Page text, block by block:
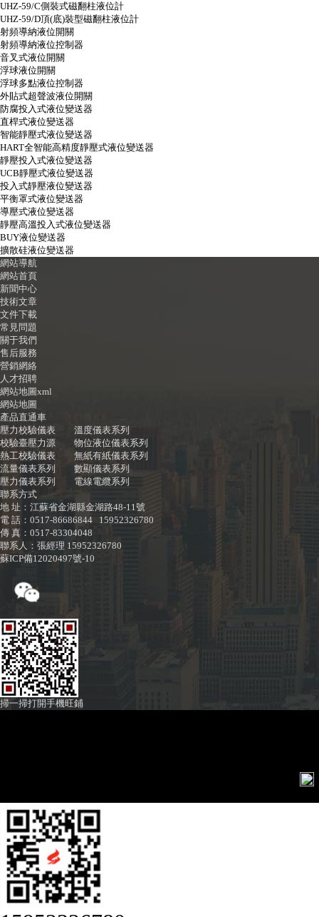
UHZ-59/C側裝式磁翻柱液位計
UHZ-59/D頂(底)裝型磁翻柱液位計
射頻導納液位開關
射頻導納液位控制器
音叉式液位開關
浮球液位開關
浮球多點液位控制器
外貼式超聲波液位開關
防腐投入式液位變送器
直桿式液位變送器
智能靜壓式液位變送器
HART全智能高精度靜壓式液位變送器
靜壓投入式液位變送器
UCB靜壓式液位變送器
投入式靜壓液位變送器
平衡罩式液位變送器
導壓式液位變送器
靜壓高溫投入式液位變送器
BUY液位變送器
擴散硅液位變送器
網站導航
網站首頁
新聞中心
技術文章
文件下載
常見問題
關于我們
售后服務
營銷網絡
人才招聘
網站地圖xml
網站地圖
產品直通車
壓力校驗儀表
溫度儀表系列
校驗臺壓力源
物位液位儀表系列
熱工校驗儀表
無紙有紙儀表系列
流量儀表系列
數顯儀表系列
壓力儀表系列
電線電纜系列
聯系方式
地 址：江蘇省金湖縣金湖路48-11號
電 話：0517-86686844 15952326780
傳 真：0517-83304048
聯系人：張經理 15952326780
蘇ICP備12020497號-10
掃一掃打開手機旺鋪